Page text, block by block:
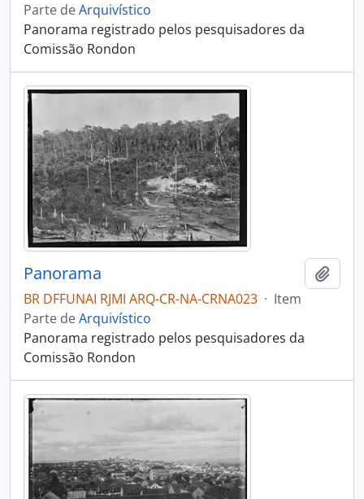
Parte deArquivístico
Panorama registrado pelos pesquisadores da
Comissão Rondon
Panorama
BR DFFUNAI RJMI ARQ-CR-NA-CRNA023 · Item
Parte deArquivístico
Panorama registrado pelos pesquisadores da
Comissão Rondon